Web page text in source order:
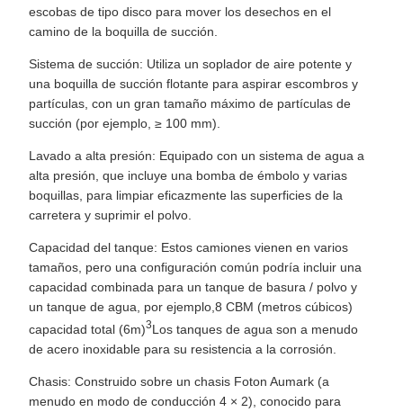
escobas de tipo disco para mover los desechos en el
camino de la boquilla de succión.
Sistema de succión: Utiliza un soplador de aire potente y
una boquilla de succión flotante para aspirar escombros y
partículas, con un gran tamaño máximo de partículas de
succión (por ejemplo, ≥ 100 mm).
Lavado a alta presión: Equipado con un sistema de agua a
alta presión, que incluye una bomba de émbolo y varias
boquillas, para limpiar eficazmente las superficies de la
carretera y suprimir el polvo.
Capacidad del tanque: Estos camiones vienen en varios
tamaños, pero una configuración común podría incluir una
capacidad combinada para un tanque de basura / polvo y
un tanque de agua, por ejemplo,8 CBM (metros cúbicos)
capacidad total (6m)3Los tanques de agua son a menudo
de acero inoxidable para su resistencia a la corrosión.
Chasis: Construido sobre un chasis Foton Aumark (a
menudo en modo de conducción 4 × 2), conocido para